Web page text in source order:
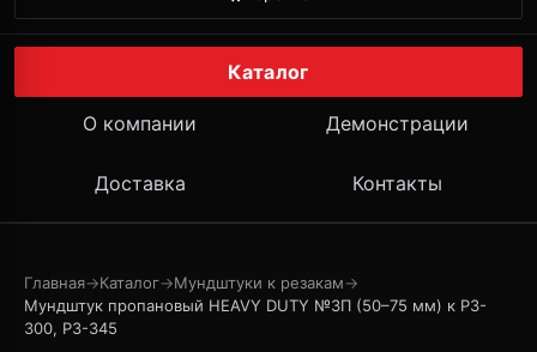
Каталог
О компании Демонстрации
Доставка Контакты
Главная→Каталог→Мундштуки к резакам→
Мундштук пропановый HEAVY DUTY №3П (50–75 мм) к Р3-
300, Р3-345